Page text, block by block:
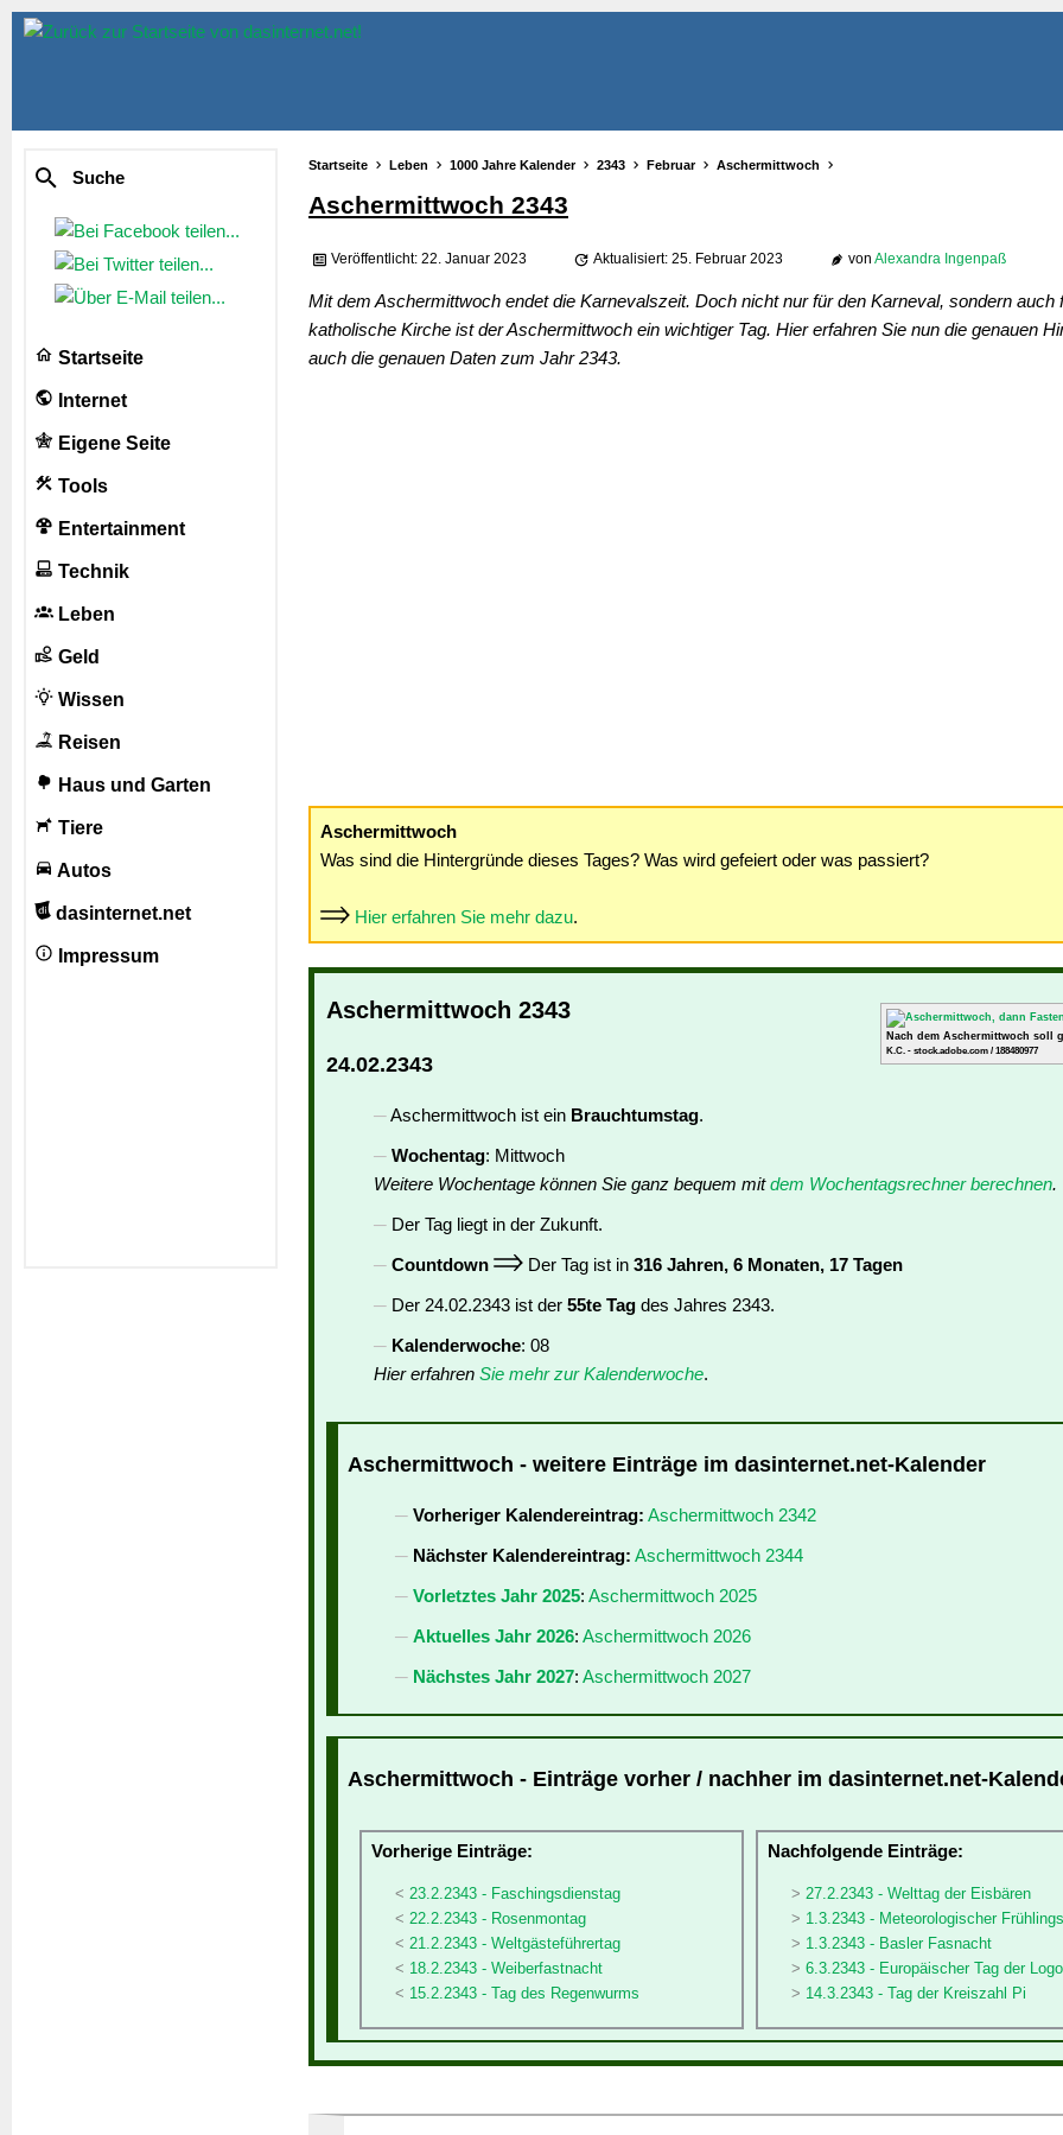
Suche
Startseite
Internet
Eigene Seite
Tools
Entertainment
Technik
Leben
Geld
Wissen
Reisen
Haus und Garten
Tiere
Autos
dasinternet.net
Impressum
Startseite Leben 1000 Jahre Kalender 2343 Februar Aschermittwoch
Aschermittwoch 2343
Veröffentlicht: 22. Januar 2023 Aktualisiert: 25. Februar 2023 von Alexandra Ingenpaß
Mit dem Aschermittwoch endet die Karnevalszeit. Doch nicht nur für den Karneval, sondern auch
katholische Kirche ist der Aschermittwoch ein wichtiger Tag. Hier erfahren Sie nun die genauen
auch die genauen Daten zum Jahr 2343.
Aschermittwoch
Was sind die Hintergründe dieses Tages? Was wird gefeiert oder was passiert?
Hier erfahren Sie mehr dazu.
Nach dem Aschermittwoch soll
K.C. - stock.adobe.com / 188480977
Aschermittwoch 2343
24.02.2343
Aschermittwoch ist ein Brauchtumstag.
Wochentag: Mittwoch
Weitere Wochentage können Sie ganz bequem mitdem Wochentagsrechner berechnen.
Der Tag liegt in der Zukunft.
Countdown
Der Tag ist in 316 Jahren, 6 Monaten, 17 Tagen
Der 24.02.2343 ist der 55te Tag des Jahres 2343.
Kalenderwoche: 08
Hier erfahren Sie mehr zur Kalenderwoche.
Aschermittwoch - weitere Einträge im dasinternet.net-Kalender
Vorheriger Kalendereintrag: Aschermittwoch 2342
Nächster Kalendereintrag: Aschermittwoch 2344
Vorletztes Jahr 2025: Aschermittwoch 2025
Aktuelles Jahr 2026: Aschermittwoch 2026
Nächstes Jahr 2027: Aschermittwoch 2027
Aschermittwoch - Einträge vorher / nachher im dasinternet.net-
Vorherige Einträge:
23.2.2343 - Faschingsdienstag
22.2.2343 - Rosenmontag
21.2.2343 - Weltgästeführertag
18.2.2343 - Weiberfastnacht
15.2.2343 - Tag des Regenwurms
Nachfolgende Einträge:
27.2.2343 - Welttag der Eisbären
1.3.2343 - Meteorologischer
1.3.2343 - Basler Fasnacht
6.3.2343 - Europäischer Tag der
14.3.2343 - Tag der Kreiszahl Pi